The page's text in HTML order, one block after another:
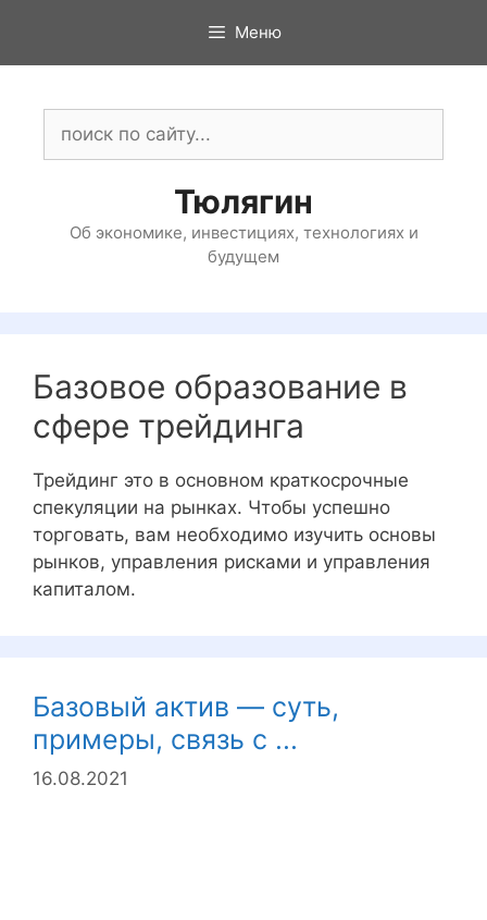
содержимому
Меню
Тюлягин
Об экономике, инвестициях, технологиях и
будущем
Базовое образование в
сфере трейдинга
Трейдинг это в основном краткосрочные
спекуляции на рынках. Чтобы успешно
торговать, вам необходимо изучить основы
рынков, управления рисками и управления
капиталом.
Базовый актив — суть,
примеры, связь с ...
16.08.2021